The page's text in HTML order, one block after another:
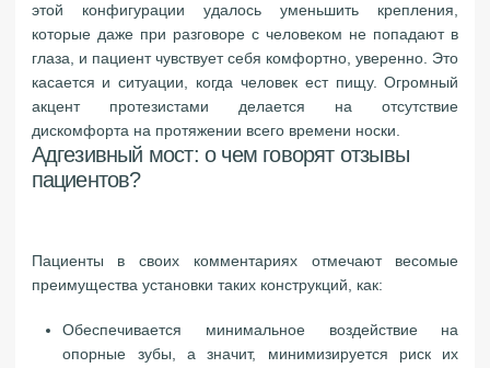
этой конфигурации удалось уменьшить крепления,
которые даже при разговоре с человеком не попадают в
глаза, и пациент чувствует себя комфортно, уверенно. Это
касается и ситуации, когда человек ест пищу. Огромный
акцент протезистами делается на отсутствие
дискомфорта на протяжении всего времени носки.
Адгезивный мост: о чем говорят отзывы
пациентов?
Пациенты в своих комментариях отмечают весомые
преимущества установки таких конструкций, как:
Обеспечивается минимальное воздействие на
опорные зубы, а значит, минимизируется риск их